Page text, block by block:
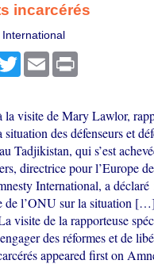
incarcérés
International
TwitterEmail
la visite de Mary Lawlor,
des défenseurs et
Tadjikistan, qui s’est
directrice pour l’Europe
International, a
de l’ONU sur la situation
visite de la rapporteuse
des réformes et de
appeared first on